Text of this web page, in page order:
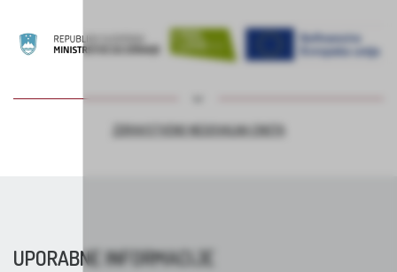
ZDRAVSTVENO NEGOVALNA ENOTA
UPORABNE INFORMACIJE